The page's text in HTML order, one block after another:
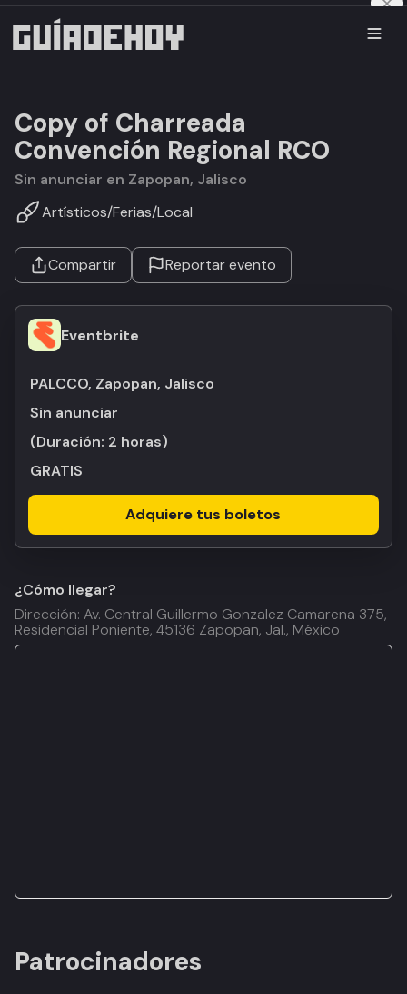
Copy of Charreada
Convención Regional RCO
Sin anunciar en Zapopan, Jalisco
Artísticos/Ferias/Local
Compartir Reportar evento
Eventbrite
PALCCO, Zapopan, Jalisco
Sin anunciar
(Duración: 2 horas)
GRATIS
Adquiere tus boletos
¿Cómo llegar?
Dirección: Av. Central Guillermo Gonzalez Camarena 375,
Residencial Poniente, 45136 Zapopan, Jal., México
Patrocinadores